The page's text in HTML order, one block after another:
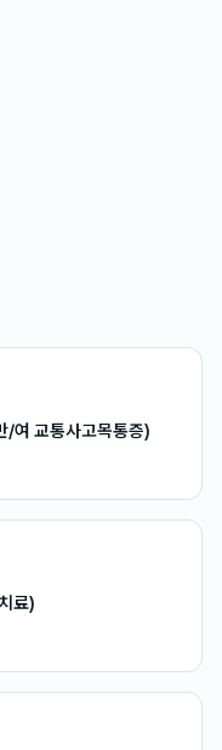
/여 교통사고목통증)
료)